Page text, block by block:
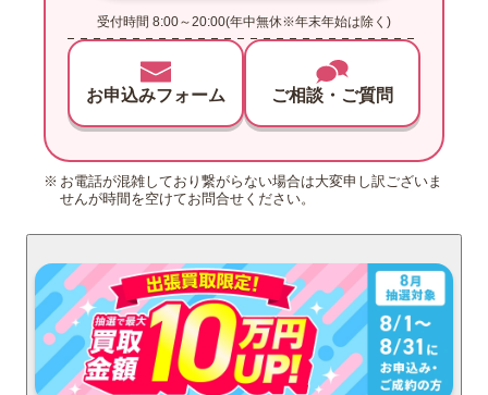
受付時間 8:00～20:00(年中無休※年末年始は除く)
お申込みフォーム ご相談・ご質問
お電話が混雑しており繋がらない場合は大変申し訳ございま
せんが時間を空けてお問合せください。